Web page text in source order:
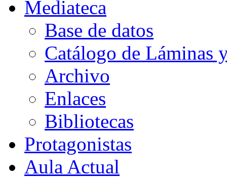
Mediateca
Base de datos
Catálogo de Láminas
Archivo
Enlaces
Bibliotecas
Protagonistas
Aula Actual